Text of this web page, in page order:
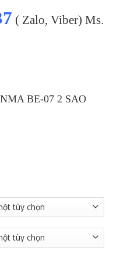
( Zalo, Viber) Ms.
BE-07 2 SAO